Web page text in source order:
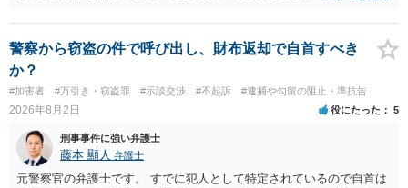
警察から窃盗の件で呼び出し、財布返却で自首すべき
か？
#加害者 #万引き・窃盗罪 #示談交渉 #不起訴 #逮捕や勾留の阻止・準抗告
2026年8月2日 役にたった 5
刑事事件に強い弁護士
藤本 顯人 弁護士
元警察官の弁護士です。 すでに犯人として特定されているので自首は